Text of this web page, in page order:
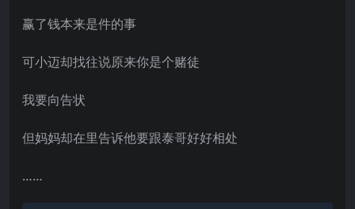
赢了钱本来是件的事
可小迈却找往说原来你是个赌徒
我要向告状
但妈妈却在里告诉他要跟泰哥好好相处
……